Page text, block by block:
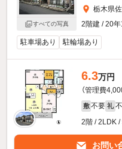
すべての写真
栃木県
2階建 / 20
駐車場あり 駐輪場あり
6.3万円
（管理費
敷 不要 礼
2階 / 2LDK /
お問い